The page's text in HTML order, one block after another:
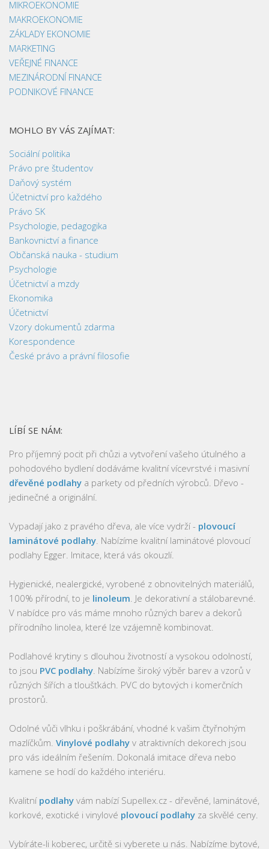
MIKROEKONOMIE
MAKROEKONOMIE
ZÁKLADY EKONOMIE
MARKETING
VEŘEJNÉ FINANCE
MEZINÁRODNÍ FINANCE
PODNIKOVÉ FINANCE
MOHLO BY VÁS ZAJÍMAT:
Sociální politika
Právo pre študentov
Daňový systém
Účetnictví pro každého
Právo SK
Psychologie, pedagogika
Bankovnictví a finance
Občanská nauka - studium
Psychologie
Účetnictví a mzdy
Ekonomika
Účetnictví
Vzory dokumentů zdarma
Korespondence
České právo a právní filosofie
LÍBÍ SE NÁM:
Pro příjemný pocit při chůzi a vytvoření vašeho útulného a
pohodového bydlení dodáváme kvalitní vícevrstvé i masivní
dřevěné podlahy a parkety od předních výrobců. Dřevo -
jedinečné a originální.
Vypadají jako z pravého dřeva, ale více vydrží - plovoucí
laminátové podlahy . Nabízíme kvalitní laminátové plovoucí
podlahy Egger. Imitace, která vás okouzlí.
Hygienické, nealergické, vyrobené z obnovitelných materiálů,
100% přírodní, to je linoleum . Je dekorativní a stálobarevné.
V nabídce pro vás máme mnoho různých barev a dekorů
přírodního linolea, které lze vzájemně kombinovat.
Podlahové krytiny s dlouhou životností a vysokou odolností,
to jsou PVC podlahy . Nabízíme široký výběr barev a vzorů v
různých šířích a tloušťkách. PVC do bytových i komerčních
prostorů.
Odolné vůči vlhku i poškrábání, vhodné k vašim čtyřnohým
mazlíčkům. Vinylové podlahy v atraktivních dekorech jsou
pro vás ideálním řešením. Dokonalá imitace dřeva nebo
kamene se hodí do každého interiéru.
Kvalitní podlahy vám nabízí Supellex.cz - dřevěné, laminátové,
korkové, exotické i vinylové plovoucí podlahy za skvělé ceny.
Vybíráte-li koberec, určitě si vyberete u nás. Nabízíme bytové,